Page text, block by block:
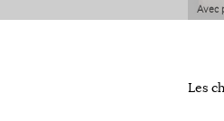
Avec
Les